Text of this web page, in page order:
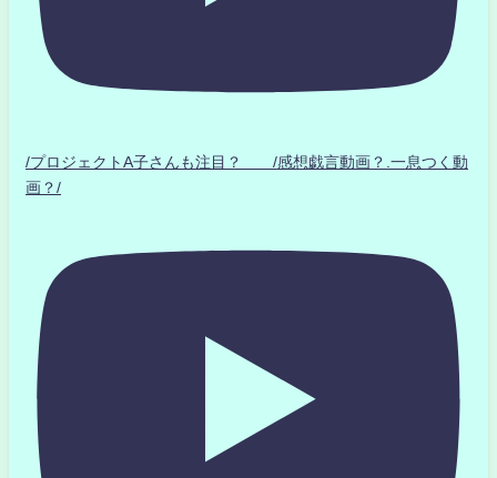
/プロジェクトA子さんも注目？ /感想戯言動画？.一息つく動
画？/